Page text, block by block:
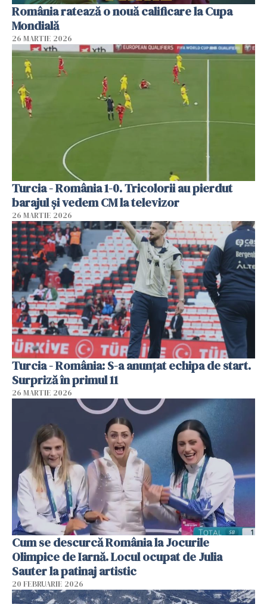
România ratează o nouă calificare la Cupa
Mondială
26 MARTIE 2026
Turcia - România 1-0. Tricolorii au pierdut
barajul și vedem CM la televizor
26 MARTIE 2026
Turcia - România: S-a anunțat echipa de start.
Surpriză în primul 11
26 MARTIE 2026
Cum se descurcă România la Jocurile
Olimpice de Iarnă. Locul ocupat de Julia
Sauter la patinaj artistic
20 FEBRUARIE 2026